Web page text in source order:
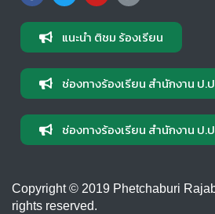
แนะนำ ติชม ร้องเรียน
ช่องทางร้องเรียน สำนักงาน ป.
ช่องทางร้องเรียน สำนักงาน ป.
Copyright © 2019 Phetchaburi
rights reserved.